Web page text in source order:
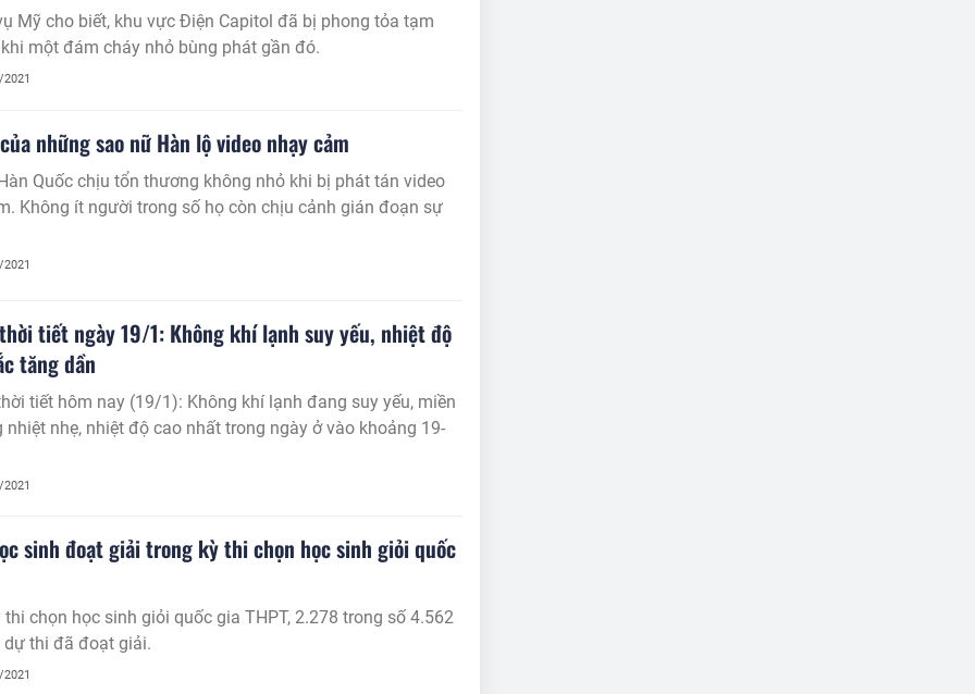
Mỹ cho biết, khu vực Điện Capitol đã bị phong tỏa tạm
một đám cháy nhỏ bùng phát gần đó.
những sao nữ Hàn lộ video nhạy cảm
Quốc chịu tổn thương không nhỏ khi bị phát tán video
Không ít người trong số họ còn chịu cảnh gián đoạn sự
tiết ngày 19/1: Không khí lạnh suy yếu, nhiệt độ
tăng dần
tiết hôm nay (19/1): Không khí lạnh đang suy yếu, miền
nhiệt nhẹ, nhiệt độ cao nhất trong ngày ở vào khoảng 19-
sinh đoạt giải trong kỳ thi chọn học sinh giỏi quốc
thi chọn học sinh giỏi quốc gia THPT, 2.278 trong số 4.562
dự thi đã đoạt giải.